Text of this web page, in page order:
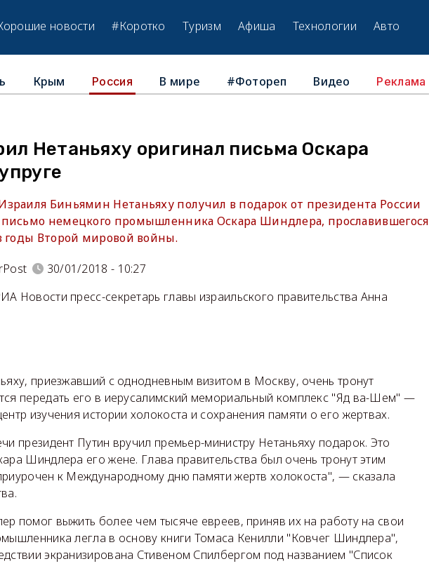
новости #Коротко Туризм Афиша Технологии Авто
Крым Россия В мире #Фотореп Видео Реклама
Нетаньяху оригинал письма Оскара
Биньямин Нетаньяху получил в подарок от президента России
немецкого промышленника Оскара Шиндлера, прославившегося
годы Второй мировой войны.
30/01/2018 - 10:27
Новости пресс-секретарь главы израильского правительства Анна
приезжавший с однодневным визитом в Москву, очень тронут
передать его в иерусалимский мемориальный комплекс "Яд ва-Шем" —
изучения истории холокоста и сохранения памяти о его жертвах.
президент Путин вручил премьер-министру Нетаньяху подарок. Это
Шиндлера его жене. Глава правительства был очень тронут этим
к Международному дню памяти жертв холокоста", — сказала
помог выжить более чем тысяче евреев, приняв их на работу на свои
легла в основу книги Томаса Кенилли "Ковчег Шиндлера",
экранизирована Стивеном Спилбергом под названием "Список